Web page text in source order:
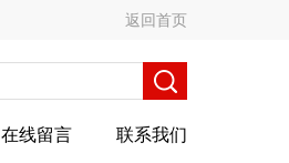
返回首页
在线留言 联系我们